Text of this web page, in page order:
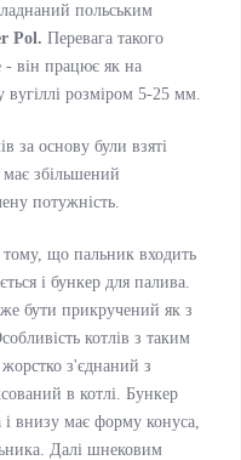
польським
Pol. Перевага такого
- він працює як на
вугіллі розміром 5-25 мм.
за основу були взяті
має збільшений
потужність.
що пальник входить
і бункер для палива.
бути прикручений як з
котлів з таким
з'єднаний з
в котлі. Бункер
внизу має форму конуса,
Далі шнековим